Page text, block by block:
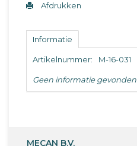
Afdrukken
Informatie
Artikelnummer: M-16-031
Geen informatie gevonden
MECAN B.V.